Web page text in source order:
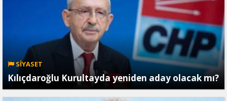
SİYASET
Kılıçdaroğlu Kurultayda yeniden aday olacak mı?